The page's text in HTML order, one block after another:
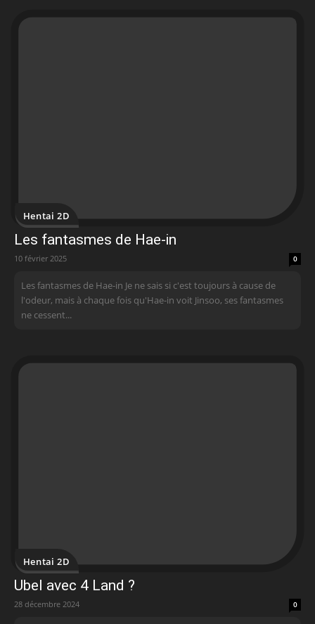
Hentai 2D
Les fantasmes de Hae-in
10 février 2025 0
Les fantasmes de Hae-in Je ne sais si c'est toujours à cause de
l'odeur, mais à chaque fois qu'Hae-in voit Jinsoo, ses fantasmes
ne cessent...
Hentai 2D
Ubel avec 4 Land ?
28 décembre 2024 0